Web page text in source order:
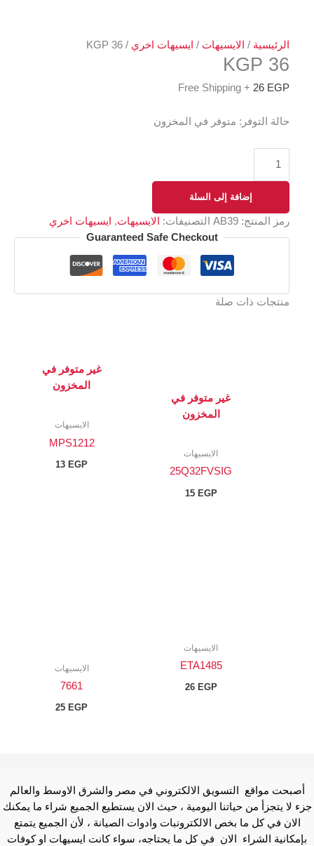
الرئيسية / الايسيهات / ايسيهات اخري / KGP 36
KGP 36
26 EGP
+ Free Shipping
حالة التوفر: متوفر في المخزون
إضافة إلى السلة
رمز المنتج: AB39 التصنيفات: الايسيهات,
ايسيهات اخري
Guaranteed Safe Checkout
منتجات ذات صلة
غير متوفر في
المخزون
الايسيهات
25Q32FVSIG
15 EGP
غير متوفر في
المخزون
الايسيهات
MPS1212
13 EGP
الايسيهات
ETA1485
26 EGP
الايسيهات
7661
25 EGP
أصبحت مواقع التسويق الالكتروني في مصر والشرق الاوسط والعالم
جزء لا يتجزأ من حياتنا اليومية ، حيث الان يستطيع الجميع شراء ما يمكنك
الان في كل ما بخص الالكترونبات وادوات الصيانة ، لأن الجميع يتمتع
بإمكانية الشراء الان في كل ما يحتاجه، سواء كانت ايسيهات او كوفات